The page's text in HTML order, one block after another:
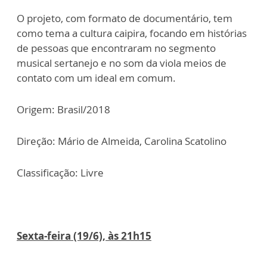
O projeto, com formato de documentário, tem
como tema a cultura caipira, focando em histórias
de pessoas que encontraram no segmento
musical sertanejo e no som da viola meios de
contato com um ideal em comum.
Origem: Brasil/2018
Direção: Mário de Almeida, Carolina Scatolino
Classificação: Livre
Sexta-feira (19/6), às 21h15